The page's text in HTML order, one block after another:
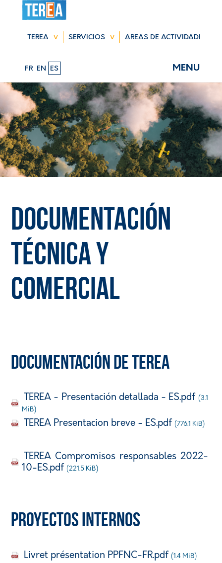
navegación
TEREA SERVICIOS AREAS DE ACTIVIDADES
FR EN ES MENU
Documentación
técnica y
comercial
Documentación de TEREA
TEREA - Presentación detallada - ES.pdf (3.1
MiB)
TEREA Presentacion breve - ES.pdf (776.1 KiB)
TEREA Compromisos responsables 2022-
10-ES.pdf (221.5 KiB)
Proyectos internos
Livret présentation PPFNC-FR.pdf (1.4 MiB)